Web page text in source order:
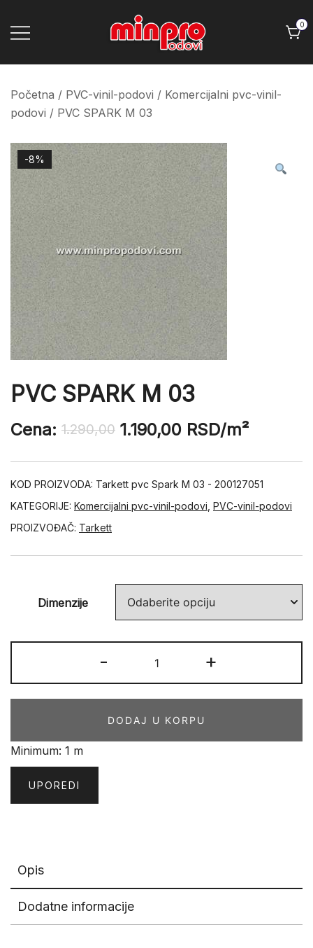
Minpro podovi
0
Početna / PVC-vinil-podovi / Komercijalni pvc-vinil-
podovi / PVC SPARK M 03
-8%
PVC SPARK M 03
Cena: 1.290,00 1.190,00 RSD/m²
KOD PROIZVODA: Tarkett pvc Spark M 03 - 200127051
KATEGORIJE: Komercijalni pvc-vinil-podovi PVC-vinil-podovi
PROIZVOĐAČ: Tarkett
Dimenzije
-
SPARK
M
količina
+
DODAJ U KORPU
Minimum: 1 m
UPOREDI
Opis
Dodatne informacije